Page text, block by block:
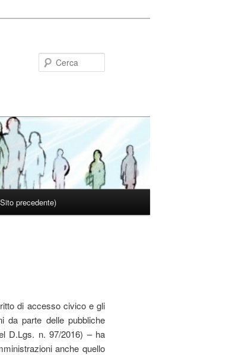
precedente)
di accesso civico e gli
da parte delle pubbliche
D.Lgs. n. 97/2016) – ha
anche quello